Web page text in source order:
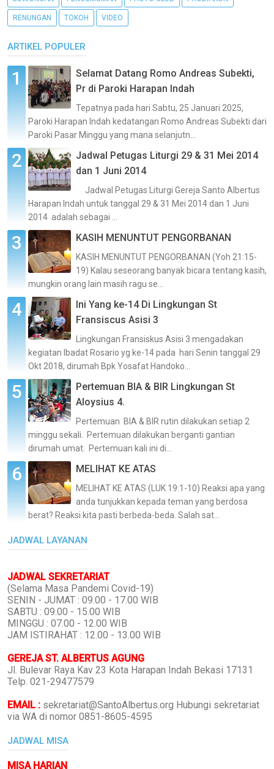
RENUNGAN TOKOH VIDEO
ARTIKEL POPULER
Selamat Datang Romo Andreas Subekti,
Pr di Paroki Harapan Indah
Tepatnya pada hari Sabtu, 25 Januari 2025,
Paroki Harapan Indah kedatangan Romo Andreas Subekti dari
Paroki Pasar Minggu yang mana selanjutn...
Jadwal Petugas Liturgi 29 & 31 Mei 2014
dan 1 Juni 2014
Jadwal Petugas Liturgi Gereja Santo Albertus
Harapan Indah untuk tanggal 29 & 31 Mei 2014 dan 1 Juni
2014 adalah sebagai ...
KASIH MENUNTUT PENGORBANAN
KASIH MENUNTUT PENGORBANAN (Yoh 21:15-
19) Kalau seseorang banyak bicara tentang kasih,
mungkin orang lain masih ragu se...
Ini Yang ke-14 Di Lingkungan St
Fransiscus Asisi 3
Lingkungan Fransiskus Asisi 3 mengadakan
kegiatan Ibadat Rosario yg ke-14 pada hari Senin tanggal 29
Okt 2018, dirumah Bpk Yosafat Handoko...
Pertemuan BIA & BIR Lingkungan St
Aloysius 4.
Pertemuan BIA & BIR rutin dilakukan setiap 2
minggu sekali. Pertemuan dilakukan berganti gantian
dirumah umat. Pertemuan kali ini di...
MELIHAT KE ATAS
MELIHAT KE ATAS (LUK 19:1-10) Reaksi apa yang
anda tunjukkan kepada teman yang berdosa
berat? Reaksi kita pasti berbeda-beda. Salah sat...
JADWAL LAYANAN
JADWAL SEKRETARIAT
(Selama Masa Pandemi Covid-19)
SENIN - JUMAT : 09.00 - 17.00 WIB
SABTU : 09.00 - 15.00 WIB
MINGGU : 07.00 - 12.00 WIB
JAM ISTIRAHAT : 12.00 - 13.00 WIB
GEREJA ST. ALBERTUS AGUNG
Jl. Bulevar Raya Kav 23 Kota Harapan Indah Bekasi 17131
Telp. 021-29477579
EMAIL : sekretariat@SantoAlbertus.org Hubungi sekretariat
via WA di nomor 0851-8605-4595
JADWAL MISA
MISA HARIAN